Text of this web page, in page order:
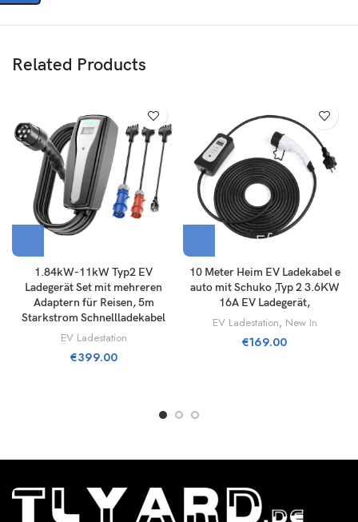
Related Products
1.84kW-11kW Typ2 EV
Ladegerät Set mit mehreren
Adaptern für Reisen, 5m
Starkstrom Schnellladekabel
EV Ladestation
€399.00
10 Meter Heim EV Ladekabel e
auto mit Schuko ,Typ 2 3.6KW
16A EV Ladegerät,
EV Ladestation, New In
€169.00